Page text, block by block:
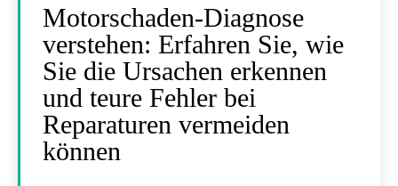
Motorschaden-Diagnose
verstehen: Erfahren Sie, wie
Sie die Ursachen erkennen
und teure Fehler bei
Reparaturen vermeiden
können